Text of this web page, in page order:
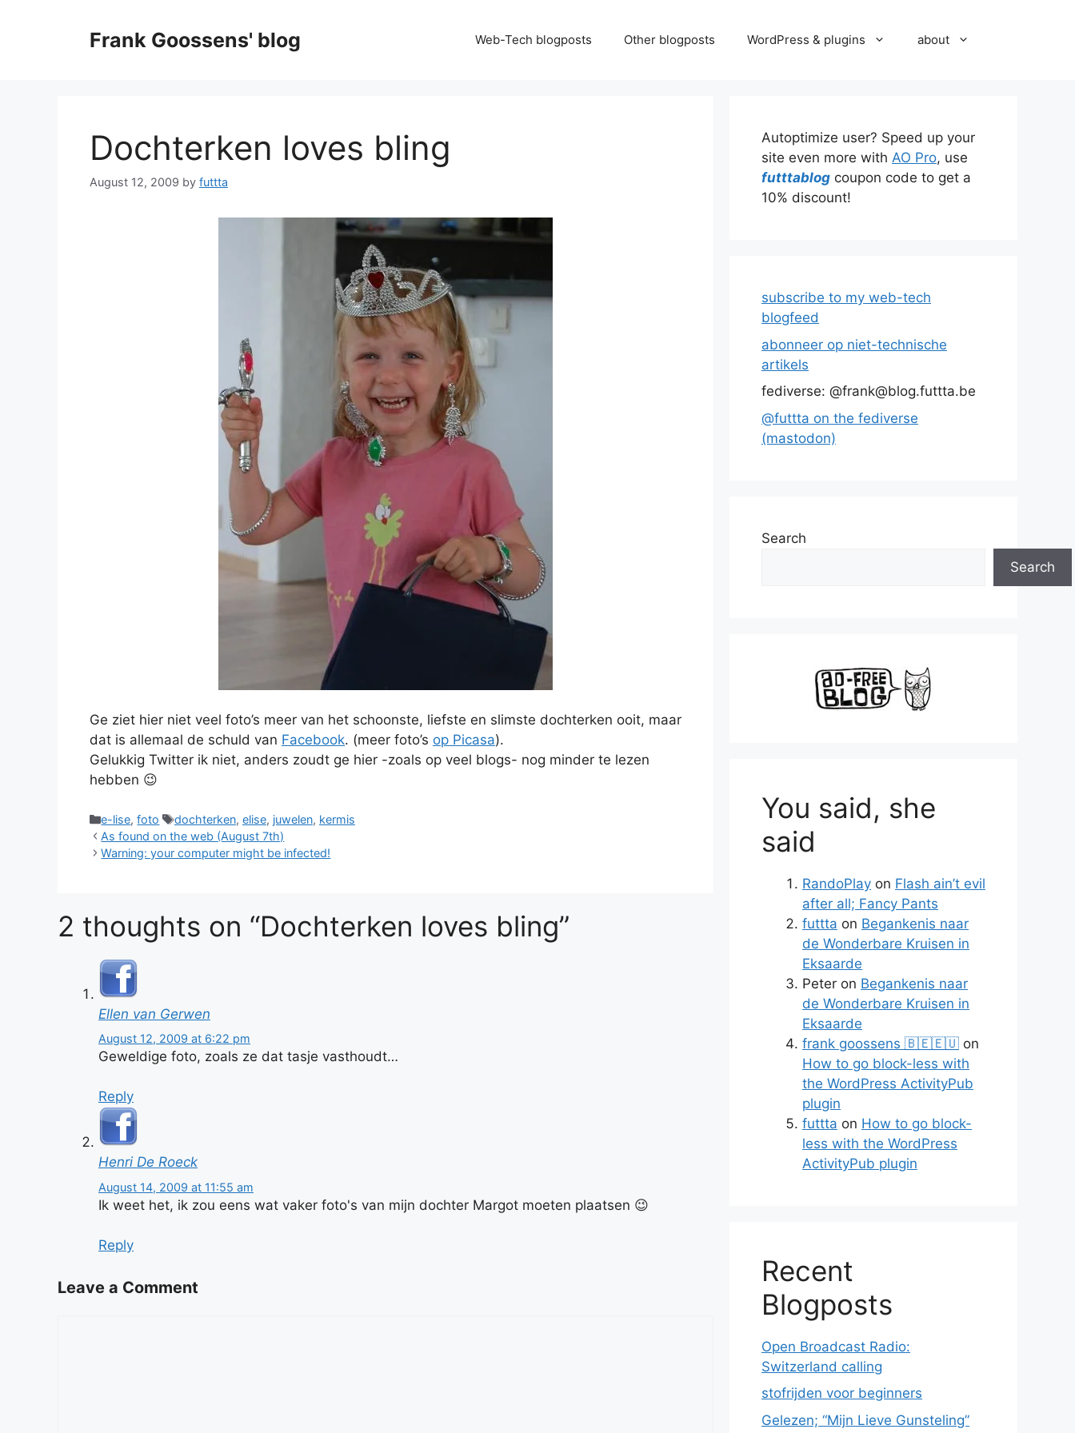
Frank Goossens' blog Web-Tech blogposts Other blogposts WordPress & plugins about
Dochterken loves bling
August 12, 2009 by futtta
Ge ziet hier niet veel foto’s meer van het schoonste, liefste en slimste dochterken ooit, maar
dat is allemaal de schuld van Facebook. (meer foto’s op Picasa).
Gelukkig Twitter ik niet, anders zoudt ge hier -zoals op veel blogs- nog minder te lezen
hebben 😉
Categories
e-lise,foto Tags
dochterken, elise, juwelen, kermis
As found on the web (August 7th)
Warning: your computer might be infected!
2 thoughts on “Dochterken loves bling”
Ellen van Gerwen
August 12, 2009 at 6:22 pm
Geweldige foto, zoals ze dat tasje vasthoudt…
Reply
Henri De Roeck
August 14, 2009 at 11:55 am
Ik weet het, ik zou eens wat vaker foto's van mijn dochter Margot moeten plaatsen 😉
Reply
Leave a Comment
Autoptimize user? Speed up your
site even more with AO Pro, use
futttablog coupon code to get a
10% discount!
subscribe to my web-tech
blogfeed
abonneer op niet-technische
artikels
fediverse: @frank@blog.futtta.be
@futtta on the fediverse
(mastodon)
Search
Search
You said, she
said
RandoPlay on Flash ain’t evil
after all; Fancy Pants
futtta on Begankenis naar
de Wonderbare Kruisen in
Eksaarde
Peter on Begankenis naar
de Wonderbare Kruisen in
Eksaarde
frank goossens 🇧🇪🇪🇺 on
How to go block-less with
the WordPress ActivityPub
plugin
futtta on How to go block-
less with the WordPress
ActivityPub plugin
Recent
Blogposts
Open Broadcast Radio:
Switzerland calling
stofrijden voor beginners
Gelezen; “Mijn Lieve Gunsteling”